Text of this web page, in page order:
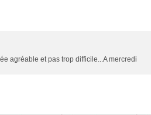
agréable et pas trop difficile...A mercredi